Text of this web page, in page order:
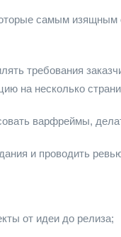
самым
требования
на несколько
варфреймы,
и проводить
от идеи до релиза;